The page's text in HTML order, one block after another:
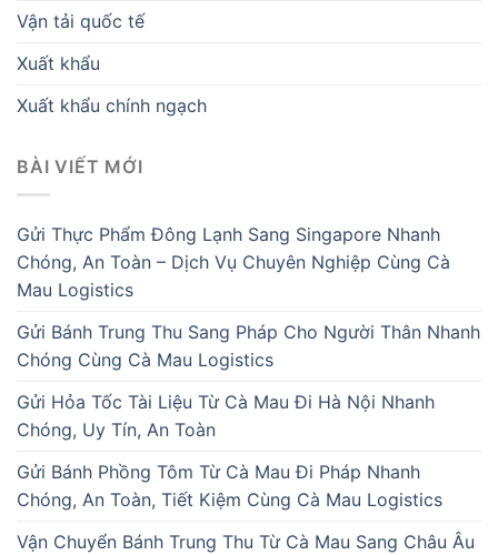
Vận tải quốc tế
Xuất khẩu
Xuất khẩu chính ngạch
BÀI VIẾT MỚI
Gửi Thực Phẩm Đông Lạnh Sang Singapore Nhanh
Chóng, An Toàn – Dịch Vụ Chuyên Nghiệp Cùng Cà
Mau Logistics
Gửi Bánh Trung Thu Sang Pháp Cho Người Thân Nhanh
Chóng Cùng Cà Mau Logistics
Gửi Hỏa Tốc Tài Liệu Từ Cà Mau Đi Hà Nội Nhanh
Chóng, Uy Tín, An Toàn
Gửi Bánh Phồng Tôm Từ Cà Mau Đi Pháp Nhanh
Chóng, An Toàn, Tiết Kiệm Cùng Cà Mau Logistics
Vận Chuyển Bánh Trung Thu Từ Cà Mau Sang Châu Âu